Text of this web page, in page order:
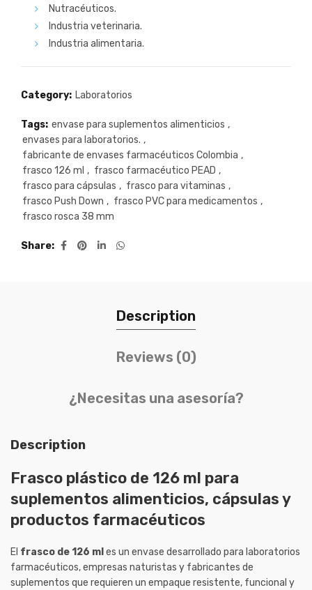
Nutracéuticos.
Industria veterinaria.
Industria alimentaria.
Category: Laboratorios
Tags: envase para suplementos alimenticios ,
envases para laboratorios. ,
fabricante de envases farmacéuticos Colombia ,
frasco 126 ml , frasco farmacéutico PEAD ,
frasco para cápsulas , frasco para vitaminas ,
frasco Push Down , frasco PVC para medicamentos ,
frasco rosca 38 mm
Share
Description
Reviews (0)
¿Necesitas una asesoría?
Description
Frasco plástico de 126 ml para
suplementos alimenticios, cápsulas y
productos farmacéuticos
El frasco de 126 ml es un envase desarrollado para laboratorios
farmacéuticos, empresas naturistas y fabricantes de
suplementos que requieren un empaque resistente, funcional y